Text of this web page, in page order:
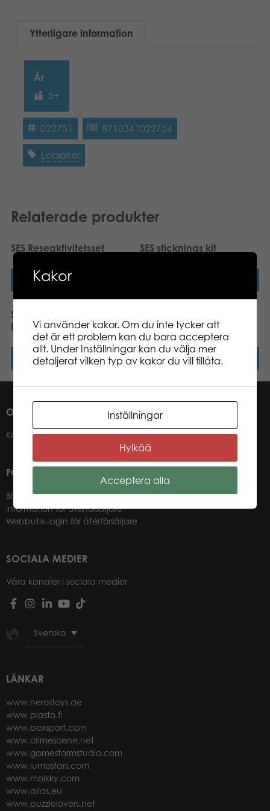
Applikationer
Ytterligare information
År
5+
022751 8710341022754
Leksaker
Relaterade produkter
SES Reseaktivitetsset
Läs mer
SES sticknings kit
SES Blåstuschpennor för
textilier, 7-pack
Läs mer Läs mer
OM OSS
Kontakter
FÖR VÅRA ÅTERFÖRSÄLJARE
Bli återförsäljare
Information för återförsäljare
Webbutik-login för återförsäljare
SOCIALA MEDIER
Våra kanaler i sociala medier
Svenska
LÄNKAR
www.herostoys.de
www.plasto.fi
www.bexsport.com
www.crimescene.net
www.gamestormstudio.com
www.lumostars.com
www.molkky.com
www.alias.eu
www.puzzlelovers.net
Kakor
Vi använder kakor. Om du inte tycker att
det är ett problem kan du bara acceptera
allt. Under Inställningar kan du välja mer
detaljerat vilken typ av kakor du vill tillåta.
Inställningar
Hylkää
Acceptera alla